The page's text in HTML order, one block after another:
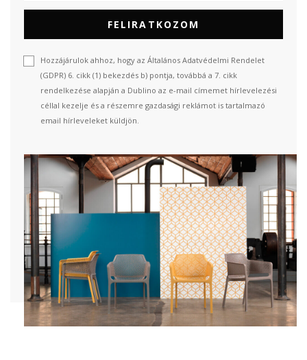
FELIRATKOZOM
Hozzájárulok ahhoz, hogy az Általános Adatvédelmi Rendelet
(GDPR) 6. cikk (1) bekezdés b) pontja, továbbá a 7. cikk
rendelkezése alapján a Dublino az e-mail címemet hírlevelezési
céllal kezelje és a részemre gazdasági reklámot is tartalmazó
email hírleveleket küldjön.